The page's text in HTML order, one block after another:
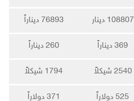
108807 دينار 76893 ديناراً
369 ديناراً 260 ديناراً
2540 شيكلاً 1794 شيكلاً
525 دولاراً 371 دولاراً